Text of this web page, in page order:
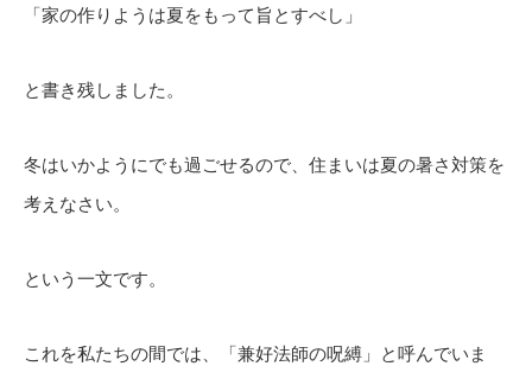
「家の作りようは夏をもって旨とすべし」
と書き残しました。
冬はいかようにでも過ごせるので、住まいは夏の暑さ対策を
考えなさい。
という一文です。
これを私たちの間では、「兼好法師の呪縛」と呼んでいま